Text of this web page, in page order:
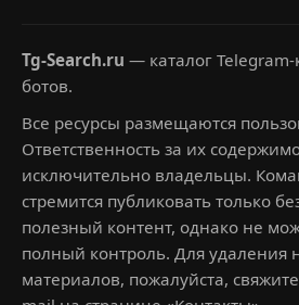
Tg-Search.ru — каталог
ботов.
Все ресурсы размещаются
Ответственность за их
исключительно владельцы.
стремится публиковать только
полезный контент, однако не
полный контроль. Для удаления
материалов, пожалуйста,